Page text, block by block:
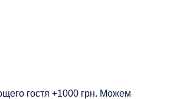
гостя +1000 грн. Можем